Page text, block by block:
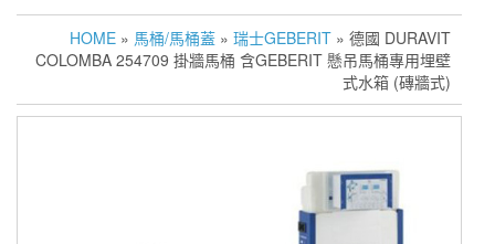
HOME » 馬桶/馬桶蓋 » 瑞士GEBERIT » 德國 DURAVIT
COLOMBA 254709 掛牆馬桶 含GEBERIT 懸吊馬桶專用埋壁
式水箱 (磚牆式)